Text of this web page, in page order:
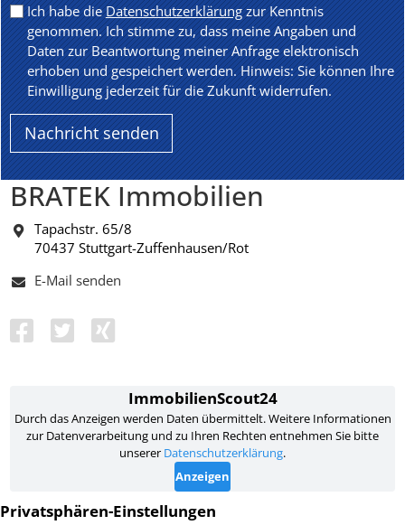
Ich habe dieDatenschutzerklärungzur Kenntnis
genommen. Ich stimme zu, dass meine Angaben und
Daten zur Beantwortung meiner Anfrage elektronisch
erhoben und gespeichert werden. Hinweis: Sie können Ihre
Einwilligung jederzeit für die Zukunft widerrufen.
BRATEK Immobilien
Tapachstr. 65/8
70437 Stuttgart-Zuffenhausen/Rot
E-Mail senden